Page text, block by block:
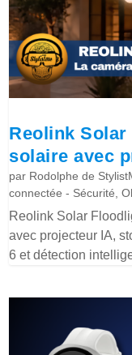
Reolink
solaire avec
par Rodolphe de
connectée - Sécurité ,
Reolink Solar
avec projecteur IA,
6 et détection